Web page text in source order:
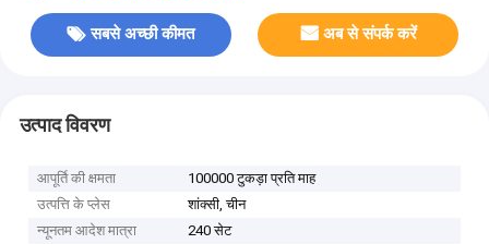
सबसे अच्छी कीमत अब से संपर्क करें
उत्पाद विवरण
आपूर्ति की क्षमता
100000 टुकड़ा प्रति माह
उत्पत्ति के प्लेस
शांक्सी, चीन
न्यूनतम आदेश मात्रा
240 सेट